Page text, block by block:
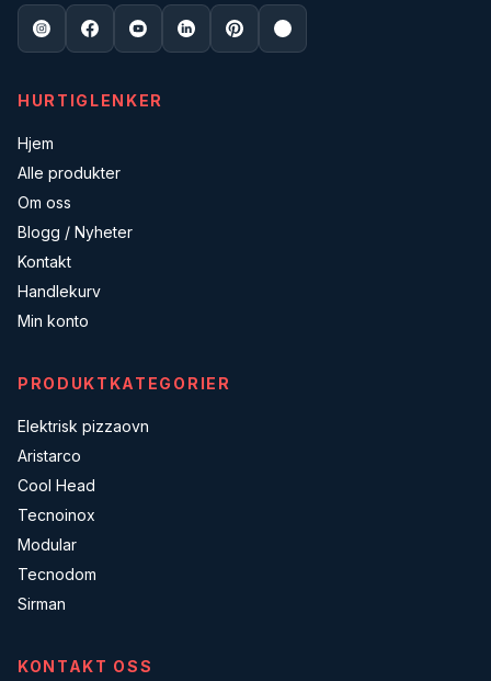
HURTIGLENKER
Hjem
Alle produkter
Om oss
Blogg / Nyheter
Kontakt
Handlekurv
Min konto
PRODUKTKATEGORIER
Elektrisk pizzaovn
Aristarco
Cool Head
Tecnoinox
Modular
Tecnodom
Sirman
KONTAKT OSS